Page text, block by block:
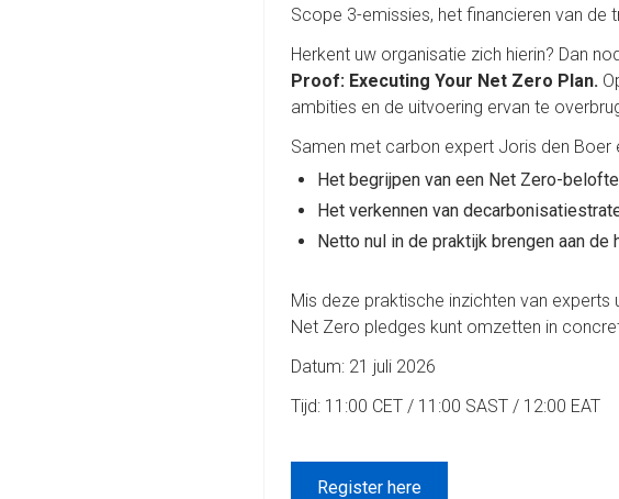
Scope 3-emissies, het financieren van de
Herkent uw organisatie zich hierin? Dan
Proof: Executing Your Net Zero Plan.
ambities en de uitvoering ervan te
Samen met carbon expert Joris den Boer
Het begrijpen van een Net Zero-belofte
Het verkennen van
Netto nul in de praktijk brengen aan de
Mis deze praktische inzichten van
Net Zero pledges kunt omzetten in
Datum: 21 juli 2026
Tijd: 11:00 CET / 11:00 SAST / 12:00 EAT
Register here